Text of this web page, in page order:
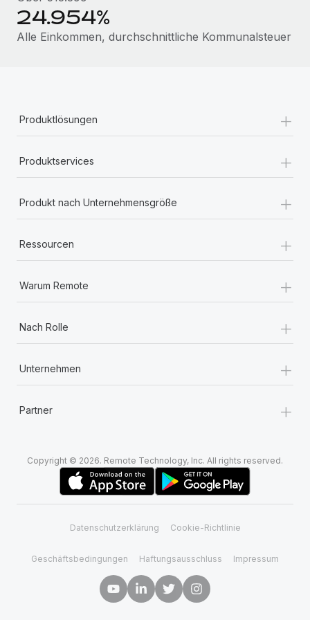
Mehr erfahren
24.954%
Alle Einkommen, durchschnittliche Kommunalsteuer
Produktlösungen +
Produktservices +
Produkt nach Unternehmensgröße +
Ressourcen +
Warum Remote +
Nach Rolle +
Unternehmen +
Partner +
Copyright © 2026. Remote Technology, Inc. All rights reserved.
Datenschutzerklärung Cookie-Richtlinie
Geschäftsbedingungen Haftungsausschluss Impressum